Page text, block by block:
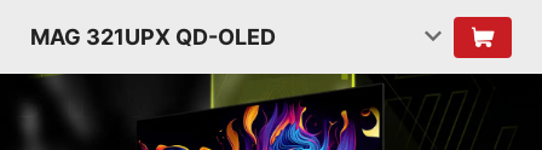
MAG 321UPX QD-OLED